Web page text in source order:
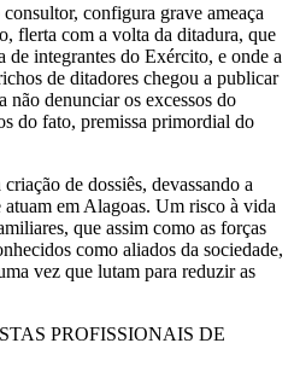
configura grave ameaça
flerta com a volta da ditadura, que
integrantes do Exército, e onde a
de ditadores chegou a publicar
não denunciar os excessos do
do fato, premissa primordial do
de dossiês, devassando a
em Alagoas. Um risco à vida
que assim como as forças
como aliados da sociedade,
vez que lutam para reduzir as
PROFISSIONAIS DE